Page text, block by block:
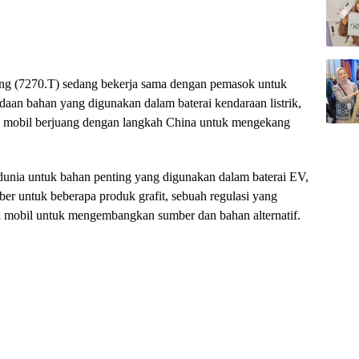
(7270.T) sedang bekerja sama dengan pemasok untuk
bahan yang digunakan dalam baterai kendaraan listrik,
berjuang dengan langkah China untuk mengekang
untuk bahan penting yang digunakan dalam baterai EV,
untuk beberapa produk grafit, sebuah regulasi yang
untuk mengembangkan sumber dan bahan alternatif.